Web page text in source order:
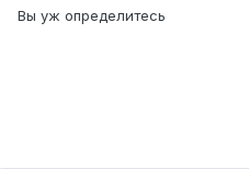
Вы уж определитесь